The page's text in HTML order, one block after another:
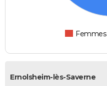
Femmes
Ernolsheim-lès-Saverne